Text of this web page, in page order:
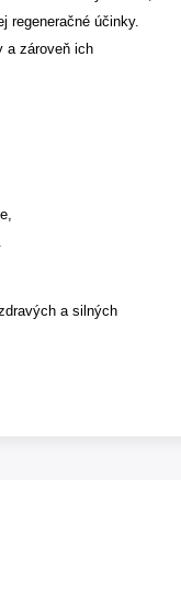
regeneračné účinky.
a zároveň ich
a silných